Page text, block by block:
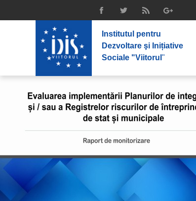
Institutul pentru
Dezvoltare şi Inițiative
Sociale "Viitorul "